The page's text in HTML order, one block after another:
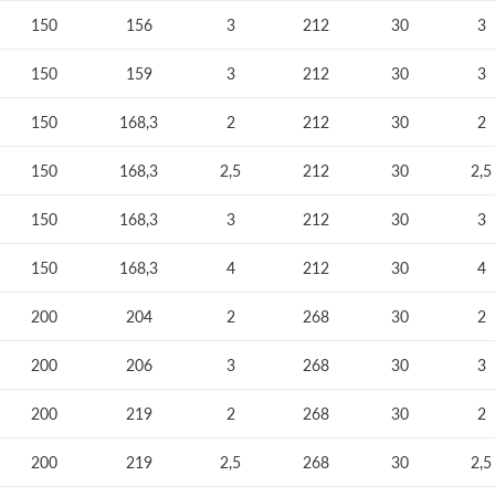
150 156 3 212 30 3
150 159 3 212 30 3
150 168,3 2 212 30 2
150 168,3 2,5 212 30 2,5
150 168,3 3 212 30 3
150 168,3 4 212 30 4
200 204 2 268 30 2
200 206 3 268 30 3
200 219 2 268 30 2
200 219 2,5 268 30 2,5